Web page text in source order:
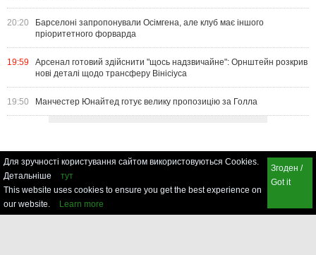
20:20
Барселоні запропонували Осімгена, але клуб має іншого
пріоритетного форварда
19:59
Арсенал готовий здійснити "щось надзвичайне": Орнштейн розкрив
нові деталі щодо трансферу Вінісіуса
19:50 Манчестер Юнайтед готує велику пропозицію за Голла
Для зручності користування сайтом використовуються Cookies.
Детальніше
тут
This website uses cookies to ensure you get the best experience on
our website.
Learn more
Згоден /
Got it